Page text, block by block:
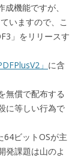
機能ですが、
いますので、こ
」をリリースす
」 に含
無償で配布する
に等しい行為で
ビットOSが主
発課題は山のよ